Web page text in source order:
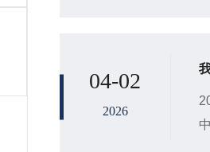
04-02
2026